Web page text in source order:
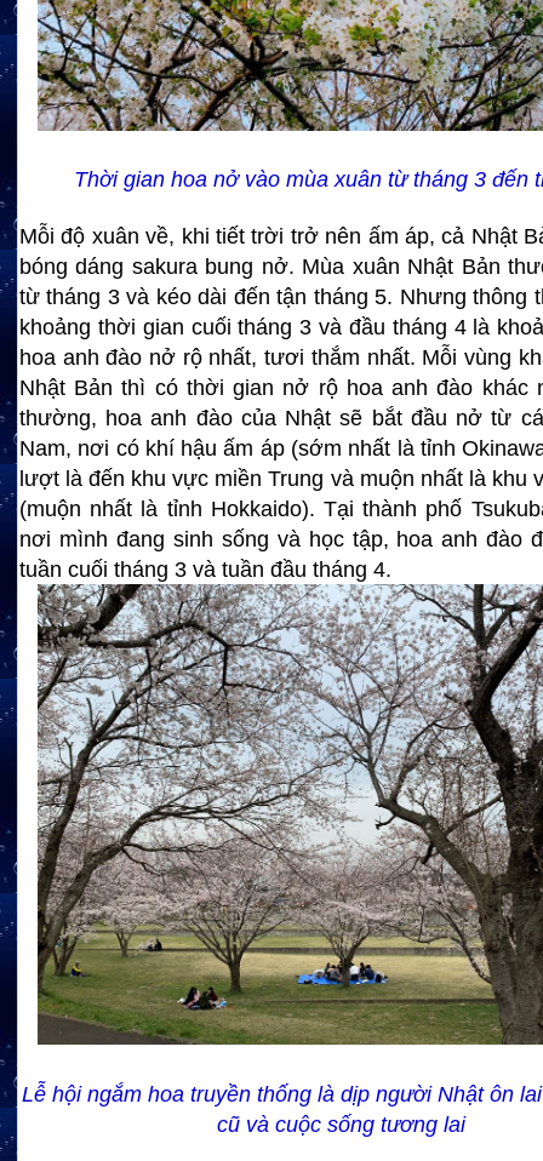
Thời gian hoa nở vào mùa xuân từ tháng 3 đến
Mỗi độ xuân về, khi tiết trời trở nên ấm áp, cả Nhật
bóng dáng sakura bung nở. Mùa xuân Nhật Bản
từ tháng 3 và kéo dài đến tận tháng 5. Nhưng thông
khoảng thời gian cuối tháng 3 và đầu tháng 4 là
hoa anh đào nở rộ nhất, tươi thắm nhất. Mỗi vùng
Nhật Bản thì có thời gian nở rộ hoa anh đào khác
thường, hoa anh đào của Nhật sẽ bắt đầu nở từ
Nam, nơi có khí hậu ấm áp (sớm nhất là tỉnh
lượt là đến khu vực miền Trung và muộn nhất là khu
(muộn nhất là tỉnh Hokkaido). Tại thành phố
nơi mình đang sinh sống và học tập, hoa anh đào
tuần cuối tháng 3 và tuần đầu tháng 4.
Lễ hội ngắm hoa truyền thống là dịp người Nhật ôn
cũ và cuộc sống tương lai